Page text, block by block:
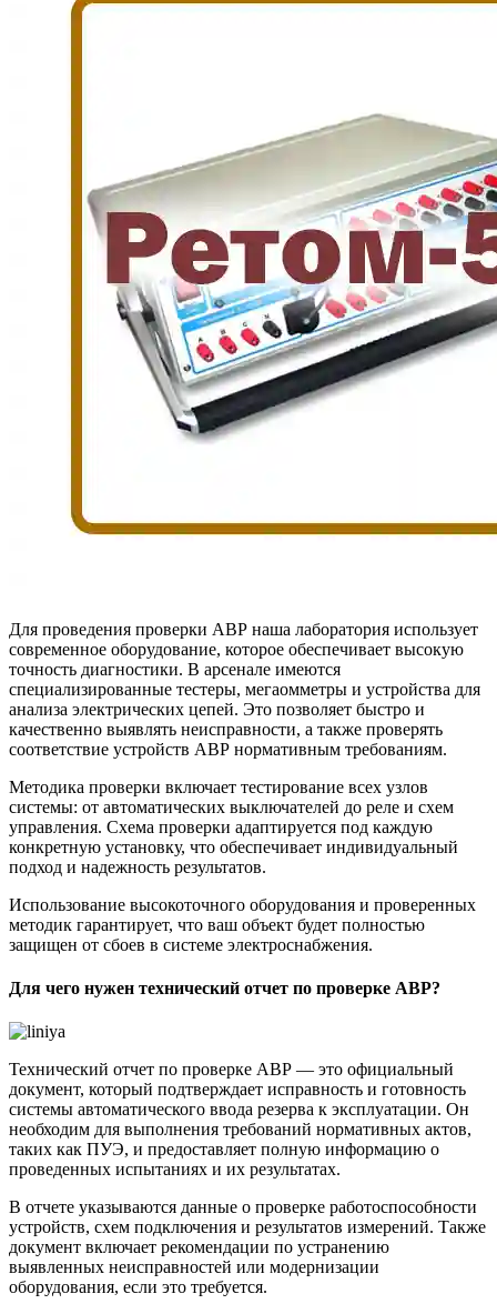
Для проведения проверки АВР наша лаборатория использует
современное оборудование, которое обеспечивает высокую
точность диагностики. В арсенале имеются
специализированные тестеры, мегаомметры и устройства для
анализа электрических цепей. Это позволяет быстро и
качественно выявлять неисправности, а также проверять
соответствие устройств АВР нормативным требованиям.
Методика проверки включает тестирование всех узлов
системы: от автоматических выключателей до реле и схем
управления. Схема проверки адаптируется под каждую
конкретную установку, что обеспечивает индивидуальный
подход и надежность результатов.
Использование высокоточного оборудования и проверенных
методик гарантирует, что ваш объект будет полностью
защищен от сбоев в системе электроснабжения.
Для чего нужен технический отчет по проверке АВР?
Технический отчет по проверке АВР — это официальный
документ, который подтверждает исправность и готовность
системы автоматического ввода резерва к эксплуатации. Он
необходим для выполнения требований нормативных актов,
таких как ПУЭ, и предоставляет полную информацию о
проведенных испытаниях и их результатах.
В отчете указываются данные о проверке работоспособности
устройств, схем подключения и результатов измерений. Также
документ включает рекомендации по устранению
выявленных неисправностей или модернизации
оборудования, если это требуется.